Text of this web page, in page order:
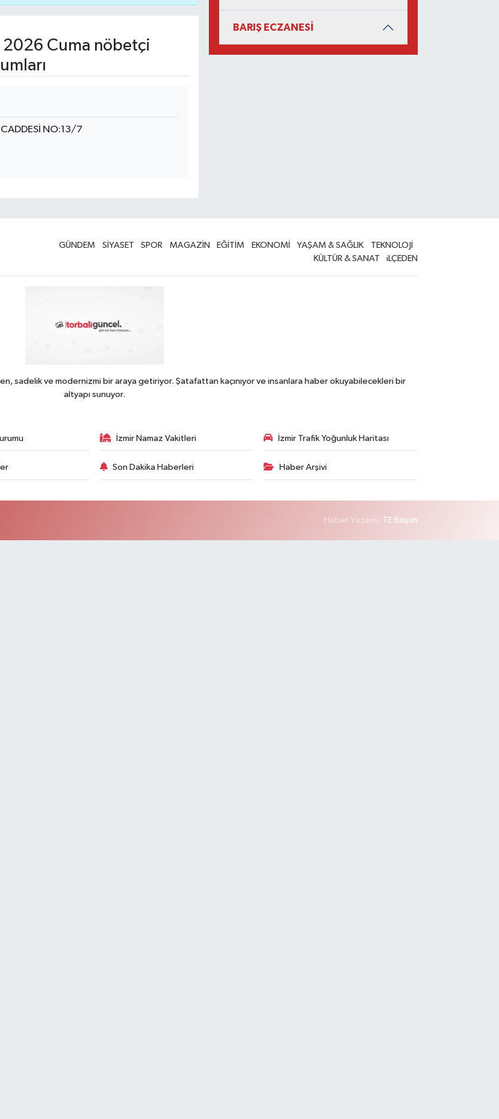
Cuma nöbetçi
CADDESİ NO:13/7
BARIŞ ECZANESİ
GÜNDEM SİYASET SPOR MAGAZİN EĞİTİM EKONOMİ YAŞAM & SAĞLIK
TEKNOLOJİ
KÜLTÜR & SANAT
iLÇEDEN
sadelik ve modernizmi bir araya getiriyor. Şatafattan kaçınıyor ve insanlara haber okuyabilecekleri bir
altyapı sunuyor.
İzmir Namaz Vakitleri İzmir Trafik Yoğunluk Haritası
Son Dakika Haberleri Haber Arşivi
Haber Yazılımı: TE Bilişim